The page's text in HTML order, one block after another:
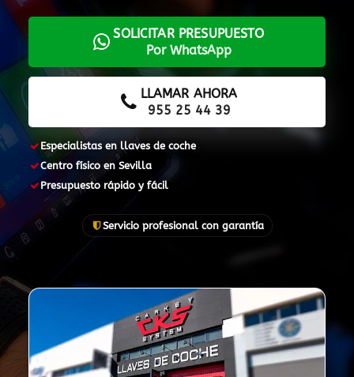
SOLICITAR PRESUPUESTO
Por WhatsApp
LLAMAR AHORA
955 25 44 39
Especialistas en llaves de coche
Centro físico en Sevilla
Presupuesto rápido y fácil
Servicio profesional con garantía